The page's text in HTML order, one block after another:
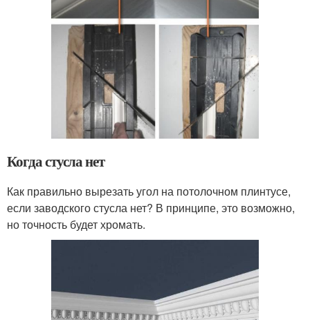
Когда стусла нет
Как правильно вырезать угол на потолочном плинтусе,
если заводского стусла нет? В принципе, это возможно,
но точность будет хромать.